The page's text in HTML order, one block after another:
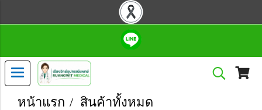
หน้าแรก
สินค้าทั้งหมด